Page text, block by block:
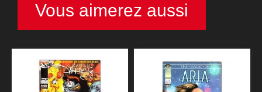
Vous aimerez aussi